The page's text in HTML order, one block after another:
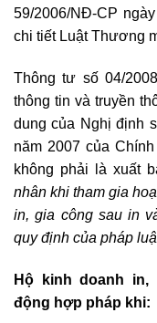
59/2006/NĐ-CP
chi tiết Luật Thương
Thông tư số 04/
thông tin và truyền
dung của Nghị định
năm 2007 của
không phải là xuất
nhân khi tham gia
in, gia công sau in
quy định của pháp
Hộ kinh doanh
động hợp pháp khi: